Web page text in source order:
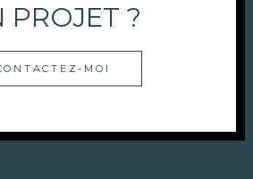
PROJET ?
MOI